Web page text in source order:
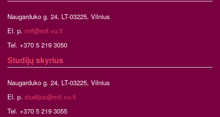
Naugarduko g. 24, LT-03225, Vilnius
El. p. mif@mif.vu.lt
Tel. +370 5 219 3050
Studijų skyrius
Naugarduko g. 24, LT-03225, Vilnius
El. p. studijos@mif.vu.lt
Tel. +370 5 219 3055